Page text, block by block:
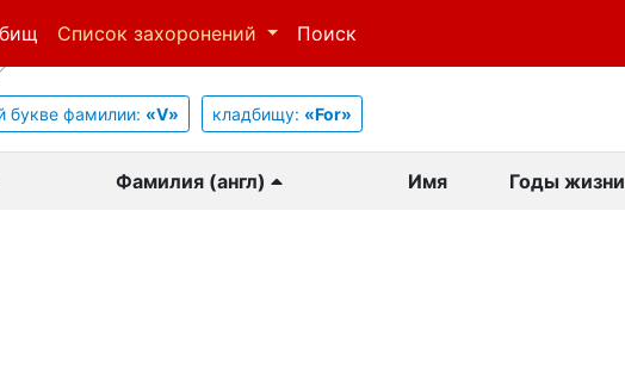
Список захоронений Поиск
букве фамилии: «V» кладбищу: «For»
Фамилия (англ) Имя Годы жизни